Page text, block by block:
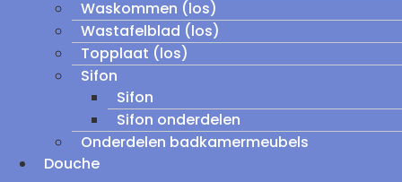
Waskommen (los)
Wastafelblad (los)
Topplaat (los)
Sifon
Sifon
Sifon onderdelen
Onderdelen badkamermeubels
Douche